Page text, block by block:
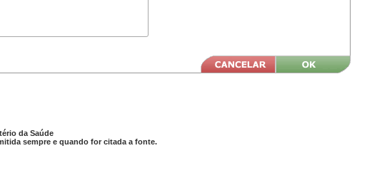
da Saúde
sempre e quando for citada a fonte.